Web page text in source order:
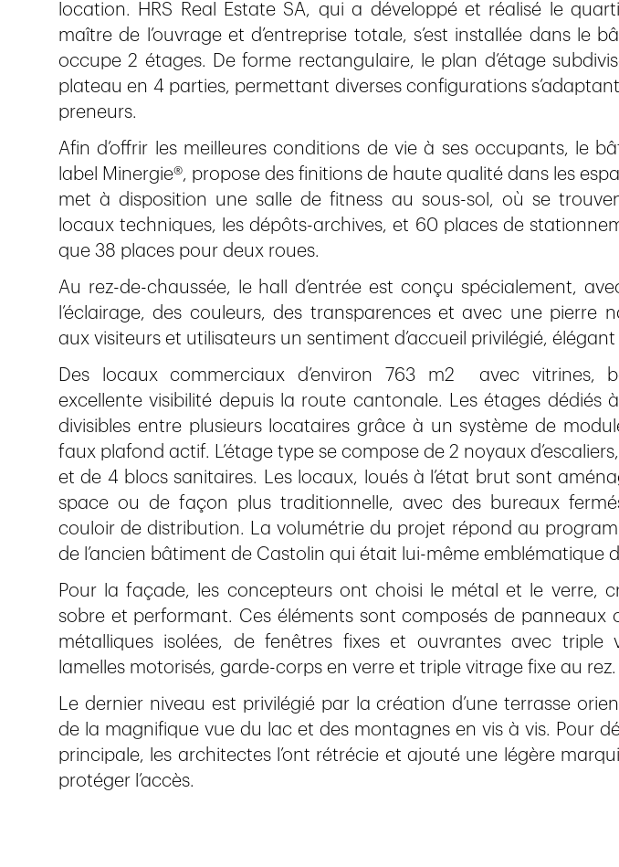
location. HRS Real Estate SA, qui a développé et réalisé le
maître de l’ouvrage et d’entreprise totale, s’est installée dans le
occupe 2 étages. De forme rectangulaire, le plan d’étage
plateau en 4 parties, permettant diverses configurations
preneurs.
Afin d’offrir les meilleures conditions de vie à ses occupants, le
label Minergie®, propose des finitions de haute qualité dans les
met à disposition une salle de fitness au sous-sol, où se
locaux techniques, les dépôts-archives, et 60 places de
que 38 places pour deux roues.
Au rez-de-chaussée, le hall d’entrée est conçu spécialement,
l’éclairage, des couleurs, des transparences et avec une pierre
aux visiteurs et utilisateurs un sentiment d’accueil privilégié, élégant
Des locaux commerciaux d’environ 763 m2 avec vitrines,
excellente visibilité depuis la route cantonale. Les étages dédiés
divisibles entre plusieurs locataires grâce à un système de
faux plafond actif. L’étage type se compose de 2 noyaux
et de 4 blocs sanitaires. Les locaux, loués à l’état brut sont
space ou de façon plus traditionnelle, avec des bureaux
couloir de distribution. La volumétrie du projet répond au
de l’ancien bâtiment de Castolin qui était lui-même emblématique
Pour la façade, les concepteurs ont choisi le métal et le verre,
sobre et performant. Ces éléments sont composés de panneaux
métalliques isolées, de fenêtres fixes et ouvrantes avec triple
lamelles motorisés, garde-corps en verre et triple vitrage fixe au rez.
Le dernier niveau est privilégié par la création d’une terrasse
de la magnifique vue du lac et des montagnes en vis à vis. Pour
principale, les architectes l’ont rétrécie et ajouté une légère
protéger l’accès.